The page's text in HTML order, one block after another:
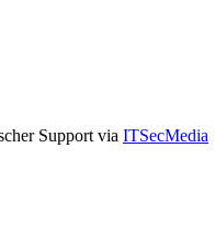
Support via ITSecMedia